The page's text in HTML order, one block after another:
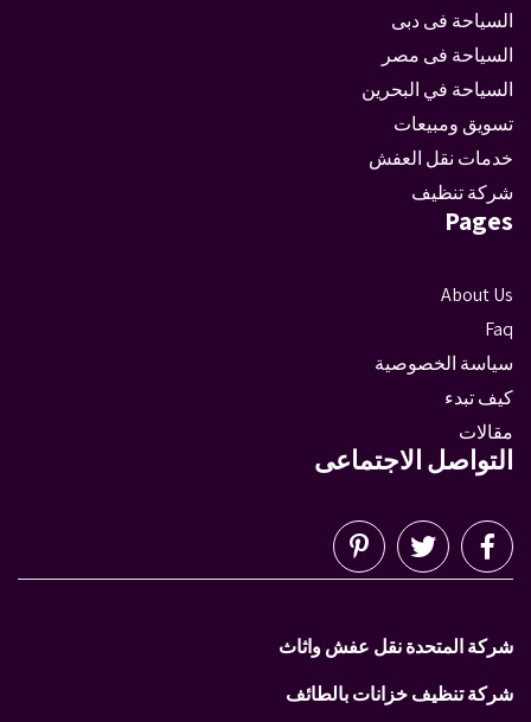
السياحة فى دبى
السياحة فى مصر
السياحة في البحرين
تسويق ومبيعات
خدمات نقل العفش
شركة تنظيف
Pages
About Us
Faq
سياسة الخصوصية
كيف تبدء
مقالات
التواصل الاجتماعى
شركة المتحدة نقل عفش واثاث
شركة تنظيف خزانات بالطائف